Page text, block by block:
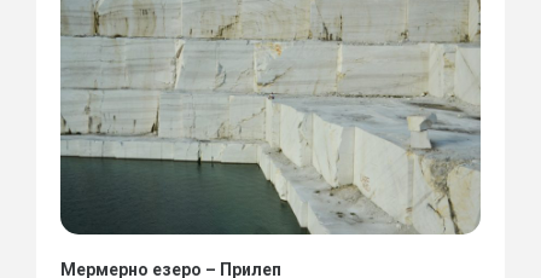
Мермерно езеро – Прилеп